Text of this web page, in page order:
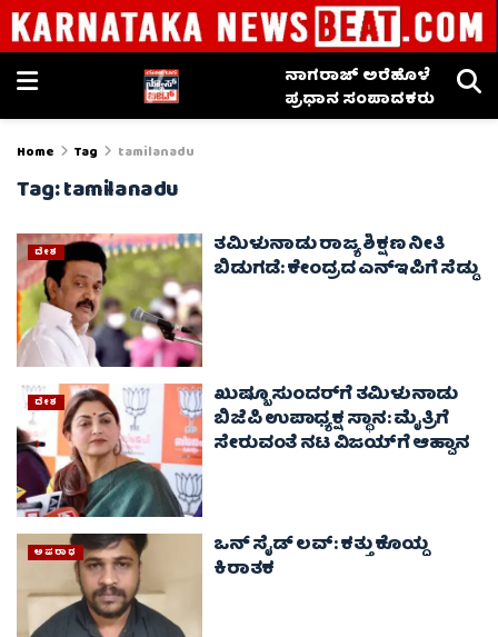
ನಾಗರಾಜ್ ಅರೆಹೊಳೆ
ಪ್ರಧಾನ ಸಂಪಾದಕರು
Home Tag tamilanadu
Tag:tamilanadu
ದೇಶ ತಮಿಳುನಾಡು ರಾಜ್ಯ ಶಿಕ್ಷಣ ನೀತಿ
ಬಿಡುಗಡೆ: ಕೇಂದ್ರದ ಎನ್ಇಪಿಗೆ ಸೆಡ್ಡು
ದೇಶ ಖುಷ್ಬೂ ಸುಂದರ್‌ಗೆ ತಮಿಳುನಾಡು
ಬಿಜೆಪಿ ಉಪಾಧ್ಯಕ್ಷ ಸ್ಥಾನ: ಮೈತ್ರಿಗೆ
ಸೇರುವಂತೆ ನಟ ವಿಜಯ್‌ಗೆ ಆಹ್ವಾನ
ಅಪರಾಧ ಒನ್ ಸೈಡ್ ಲವ್: ಕತ್ತು ಕೊಯ್ದ
ಕಿರಾತಕ